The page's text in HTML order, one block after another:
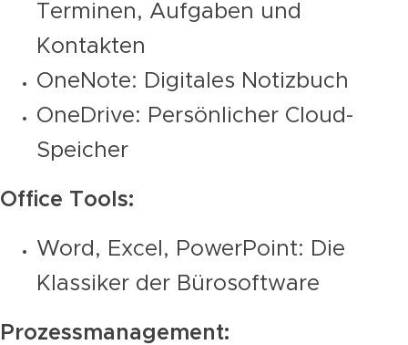
Terminen, Aufgaben und
Kontakten
OneNote: Digitales Notizbuch
OneDrive: Persönlicher Cloud-
Speicher
Office Tools:
Word, Excel, PowerPoint: Die
Klassiker der Bürosoftware
Prozessmanagement: